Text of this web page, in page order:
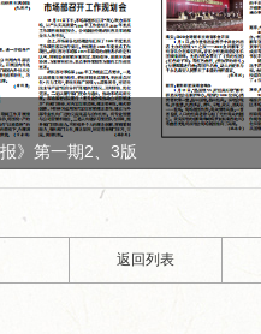
》第一期5、8版
返回列表